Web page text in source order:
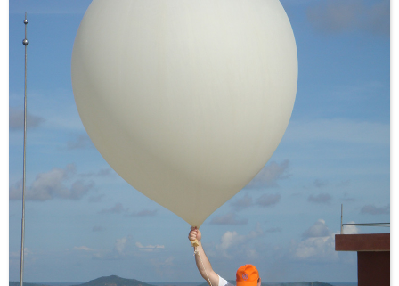
индустрији, рударству, рибарству, пољопривреди, шумарству и другим
областима опште заштите рада, погледајте испод за наши тренутни
производи за рукавице.